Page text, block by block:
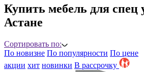
Купить мебель для спец
Астане
Сортировать по:
По новизне По популярности По цене
акции хит новинки B рассрочку